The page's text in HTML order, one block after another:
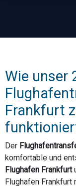
Wie unser
Frankfurt
Der
komfortable und
Flughafen Frankfurt
Flughafen Frankfurt